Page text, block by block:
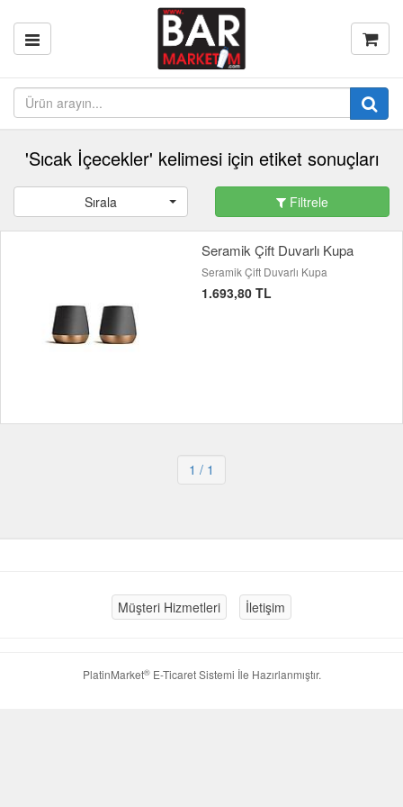
'Sıcak İçecekler' kelimesi için etiket sonuçları
Sırala Filtrele
Seramik Çift Duvarlı Kupa
Seramik Çift Duvarlı Kupa
1.693,80 TL
1 / 1
Müşteri Hizmetleri İletişim
PlatinMarket®E-Ticaret Sistemi İle Hazırlanmıştır.